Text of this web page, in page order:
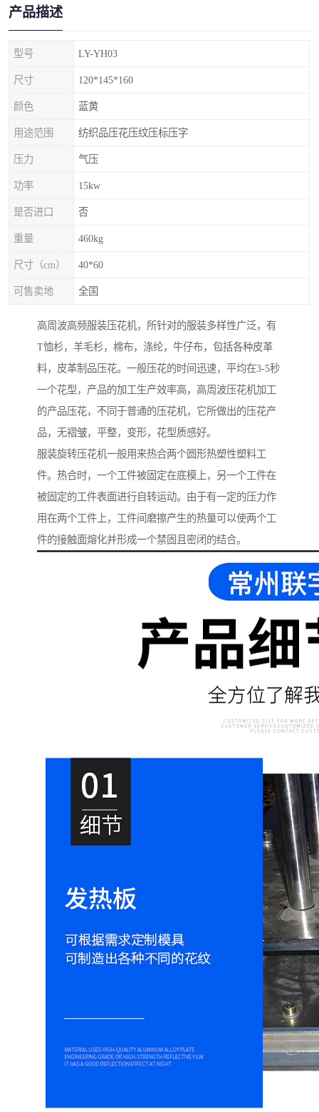
产品描述
型号 LY-YH03
尺寸 120*145*160
颜色 蓝黄
用途范围 纺织品压花压纹压标压字
压力 气压
功率 15kw
是否进口 否
重量 460kg
尺寸（cm） 40*60
可售卖地 全国
高周波高频服装压花机，所针对的服装多样性广泛，有
T恤杉，羊毛杉，棉布，涤纶，牛仔布，包括各种皮革
料，皮革制品压花。一般压花的时间迅速，平均在3-5秒
一个花型，产品的加工生产效率高，高周波压花机加工
的产品压花，不同于普通的压花机，它所做出的压花产
品，无褶皱，平整，变形，花型质感好。
服装旋转压花机一般用来热合两个圆形热塑性塑料工
件。热合时，一个工件被固定在底模上，另一个工件在
被固定的工件表面进行自转运动。由于有一定的压力作
用在两个工件上，工件间磨擦产生的热量可以使两个工
件的接触面熔化并形成一个禁固且密闭的结合。